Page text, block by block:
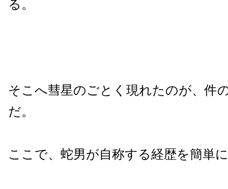
る。
そこへ彗星のごとく現れたのが、件
だ。
ここで、蛇男が自称する経歴を簡単